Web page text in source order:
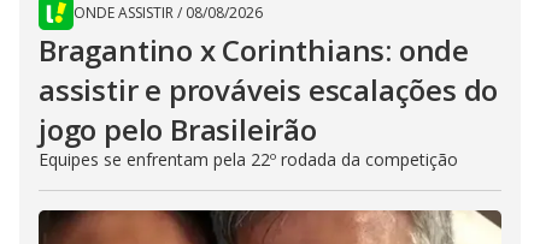
ONDE ASSISTIR/ 08/08/2026
Bragantino x Corinthians: onde
assistir e prováveis escalações do
jogo pelo Brasileirão
Equipes se enfrentam pela 22º rodada da competição